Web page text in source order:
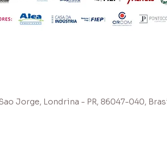
Jorge, Londrina - PR, 86047-040,